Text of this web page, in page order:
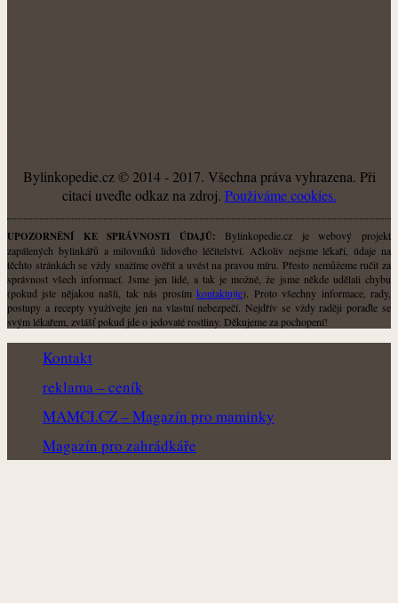
Bylinkopedie.cz © 2014 - 2017. Všechna práva vyhrazena. Při
citaci uveďte odkaz na zdroj. Použiváme cookies.
UPOZORNĚNÍ KE SPRÁVNOSTI ÚDAJŮ: Bylinkopedie.cz je webový projekt
zapálených bylinkářů a milovníků lidového léčitelství. Ačkoliv nejsme lékaři, údaje na
těchto stránkách se vždy snažíme ověřit a uvést na pravou míru. Přesto nemůžeme ručit za
správnost všech informací. Jsme jen lidé, a tak je možné, že jsme někde udělali chybu
(pokud jste nějakou našli, tak nás prosímkontaktujte). Proto všechny informace, rady,
postupy a recepty využívejte jen na vlastní nebezpečí. Nejdřív se vždy raději poraďte se
svým lékařem, zvlášť pokud jde o jedovaté rostliny. Děkujeme za pochopení!
Kontakt
reklama – ceník
MAMCI.CZ – Magazín pro maminky
Magazín pro zahrádkáře